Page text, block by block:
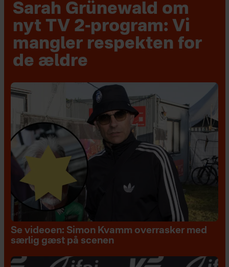
Sarah Grünewald om
nyt TV 2-program: Vi
mangler respekten for
de ældre
Se videoen: Simon Kvamm overrasker med
særlig gæst på scenen